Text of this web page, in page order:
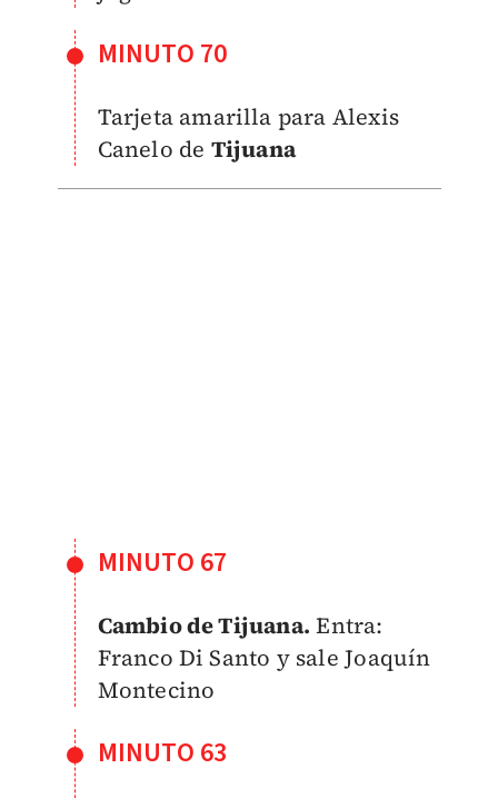
MINUTO 70
Tarjeta amarilla para Alexis
Canelo de Tijuana
MINUTO 67
Cambio de Tijuana. Entra:
Franco Di Santo y saleJoaquín
Montecino
MINUTO 63